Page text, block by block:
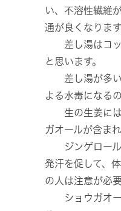
い、不溶性繊維
通が良くなります
差し湯はコッ
と思います。
差し湯が多い
よる水毒になる
生の生姜には
ガオールが含まれ
ジンゲロール
発汗を促して、
の人は注意が必要
ショウガオー